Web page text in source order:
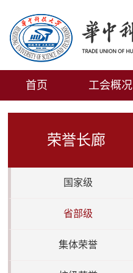
首页 工会概况
荣誉长廊
国家级
省部级
集体荣誉